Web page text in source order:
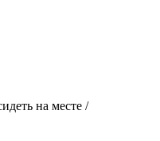
на месте /